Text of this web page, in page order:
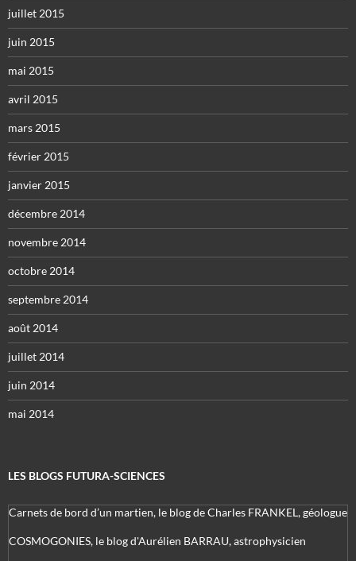
juillet 2015
juin 2015
mai 2015
avril 2015
mars 2015
février 2015
janvier 2015
décembre 2014
novembre 2014
octobre 2014
septembre 2014
août 2014
juillet 2014
juin 2014
mai 2014
LES BLOGS FUTURA-SCIENCES
Carnets de bord d’un martien, le blog de Charles FRANKEL, géologue
COSMOGONIES, le blog d'Aurélien BARRAU, astrophysicien